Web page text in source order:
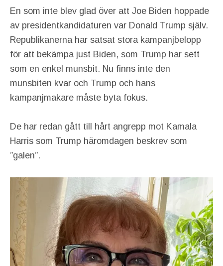
En som inte blev glad över att Joe Biden hoppade
av presidentkandidaturen var Donald Trump själv.
Republikanerna har satsat stora kampanjbelopp
för att bekämpa just Biden, som Trump har sett
som en enkel munsbit. Nu finns inte den
munsbiten kvar och Trump och hans
kampanjmakare måste byta fokus.
De har redan gått till hårt angrepp mot Kamala
Harris som Trump häromdagen beskrev som
”galen”.